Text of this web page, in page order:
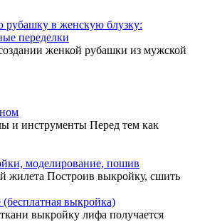
в женскую блузку:
переделки
женкой рубашки из мужской
и инструменты Перед тем как
моделирование, пошив
жилета Построив выкройку, сшить
выкройка)
выкройку лифа получается